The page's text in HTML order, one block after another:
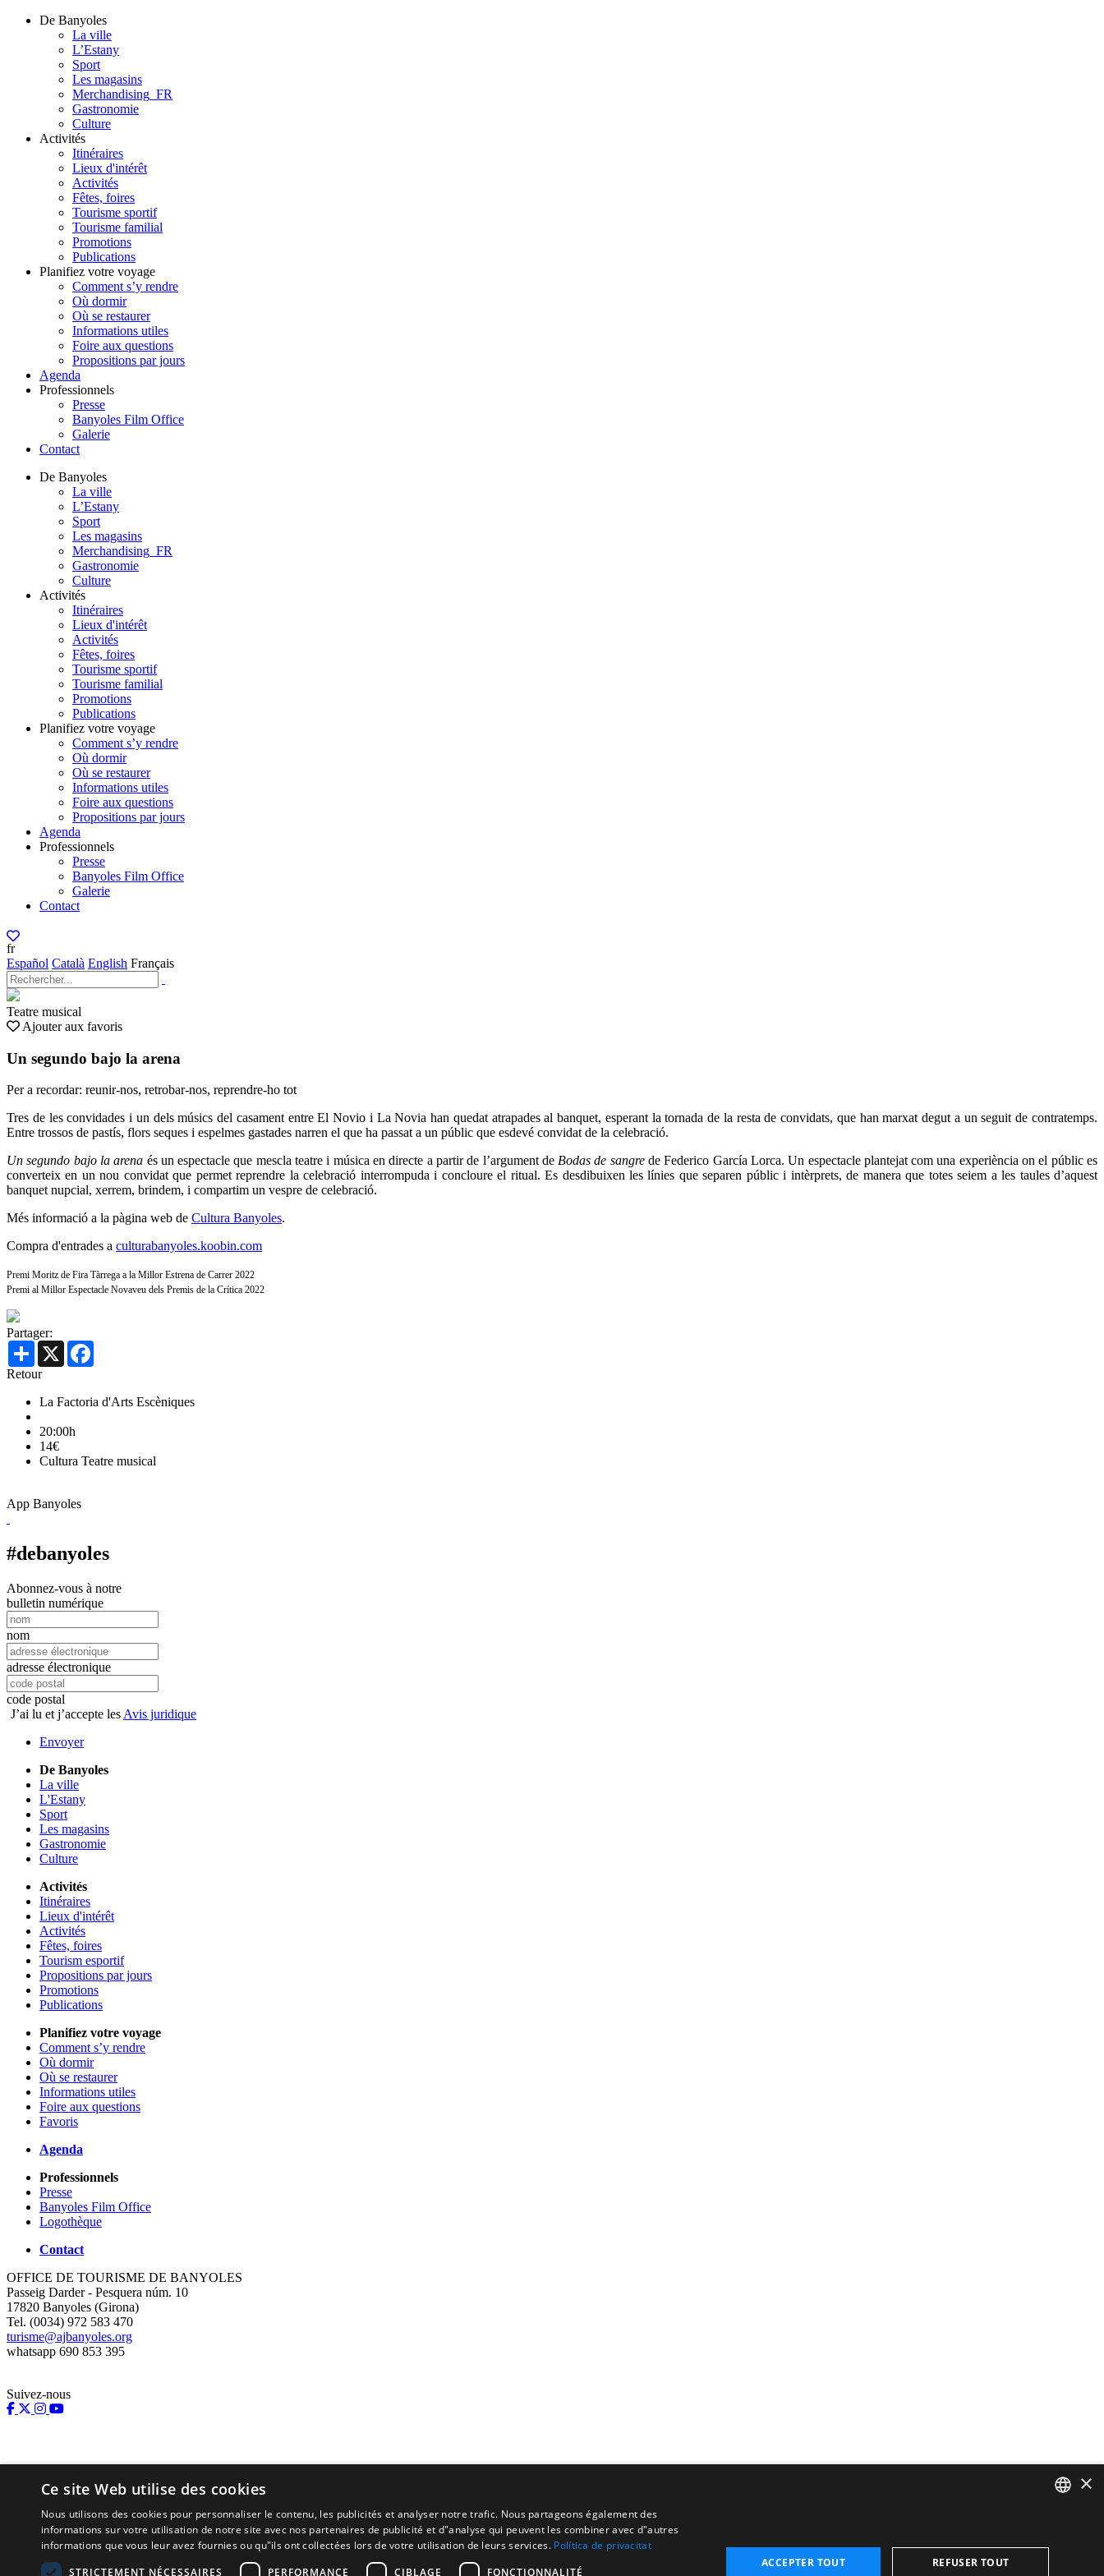
De Banyoles
La ville
L’Estany
Sport
Les magasins
Merchandising_FR
Gastronomie
Culture
Activités
Itinéraires
Lieux d'intérêt
Activités
Fêtes, foires
Tourisme sportif
Tourisme familial
Promotions
Publications
Planifiez votre voyage
Comment s’y rendre
Où dormir
Où se restaurer
Informations utiles
Foire aux questions
Propositions par jours
Agenda
Professionnels
Presse
Banyoles Film Office
Galerie
Contact
De Banyoles
La ville
L’Estany
Sport
Les magasins
Merchandising_FR
Gastronomie
Culture
Activités
Itinéraires
Lieux d'intérêt
Activités
Fêtes, foires
Tourisme sportif
Tourisme familial
Promotions
Publications
Planifiez votre voyage
Comment s’y rendre
Où dormir
Où se restaurer
Informations utiles
Foire aux questions
Propositions par jours
Agenda
Professionnels
Presse
Banyoles Film Office
Galerie
Contact
fr
Español Català English Français
Teatre musical
Ajouter aux favoris
Un segundo bajo la arena
Per a recordar: reunir-nos, retrobar-nos, reprendre-ho tot
Tres de les convidades i un dels músics del casament entre El Novio i La Novia han quedat atrapades al banquet, esperant la tornada de la resta de convidats, que han marxat degut a un seguit de contratemps.
Entre trossos de pastís, flors seques i espelmes gastades narren el que ha passat a un públic que esdevé convidat de la celebració.
Un segundo bajo la arena és un espectacle que mescla teatre i música en directe a partir de l’argument deBodas de sangrede Federico García Lorca. Un espectacle plantejat com una experiència on el públic es
converteix en un nou convidat que permet reprendre la celebració interrompuda i concloure el ritual. Es desdibuixen les línies que separen públic i intèrprets, de manera que totes seiem a les taules d’aquest
banquet nupcial, xerrem, brindem, i compartim un vespre de celebració.
Més informació a la pàgina web de Cultura Banyoles.
Compra d'entrades a culturabanyoles.koobin.com
Premi Moritz de Fira Tàrrega a la Millor Estrena de Carrer 2022
Premi al Millor Espectacle Novaveu dels Premis de la Crítica 2022
Partager:
Share X
Retour
La Factoria d'Arts Escèniques
20:00h
14€
Cultura Teatre musical
App Banyoles
#debanyoles
Abonnez-vous à notre
bulletin numérique
nom
adresse électronique
code postal
J’ai lu et j’accepte les Avis juridique
Envoyer
De Banyoles
La ville
L'Estany
Sport
Les magasins
Gastronomie
Culture
Activités
Itinéraires
Lieux d'intérêt
Activités
Fêtes, foires
Tourism esportif
Propositions par jours
Promotions
Publications
Planifiez votre voyage
Comment s’y rendre
Où dormir
Où se restaurer
Informations utiles
Foire aux questions
Favoris
Agenda
Professionnels
Presse
Banyoles Film Office
Logothèque
Contact
OFFICE DE TOURISME DE BANYOLES
Passeig Darder - Pesquera núm. 10
17820 Banyoles (Girona)
Tel. (0034) 972 583 470
turisme@ajbanyoles.org
whatsapp 690 853 395
Suivez-nous
Supporté par:
×
Ce site Web utilise des cookies
Nous utilisons des cookies pour personnaliser le contenu, les publicités et analyser notre trafic. Nous partageons également des
informations sur votre utilisation de notre site avec nos partenaires de publicité et d"analyse qui peuvent les combiner avec d"autres
informations que vous leur avez fournies ou qu"ils ont collectées lors de votre utilisation de leurs services. Política de privacitat
STRICTEMENT NÉCESSAIRES
PERFORMANCE CIBLAGE FONCTIONNALITÉ
ACCEPTER TOUT REFUSER TOUT